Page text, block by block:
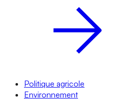
Politique agricole
Environnement